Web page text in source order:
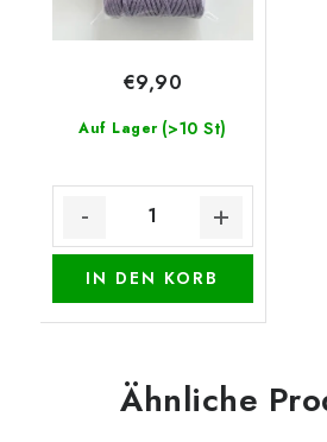
Auf Lager (>10 St)
€9,90
IN DEN KORB
Ähnliche